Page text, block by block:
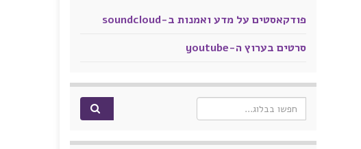
פודקאסטים על מדע ואמנות ב-soundcloud
סרטים בערוץ ה-youtube
Search for: